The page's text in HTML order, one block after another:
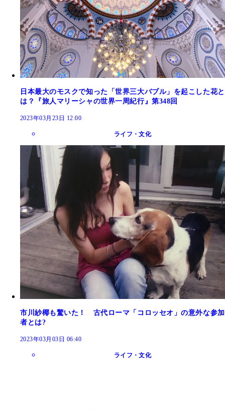
日本最大のモスクで知った「世界三大バブル」を起こした花と
は？『旅人マリーシャの世界一周紀行』第348回
2023年03月23日 12:00
ライフ・文化
市川紗椰も驚いた！ 古代ローマ「コロッセオ」の意外な参加
者とは?
2023年03月03日 06:40
ライフ・文化